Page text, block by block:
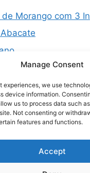
Manage Consent
experiences, we use
device information.
us to process data such
Not consenting or
features and functions.
Accept
Morango com 3
de Legumes
Commenter em